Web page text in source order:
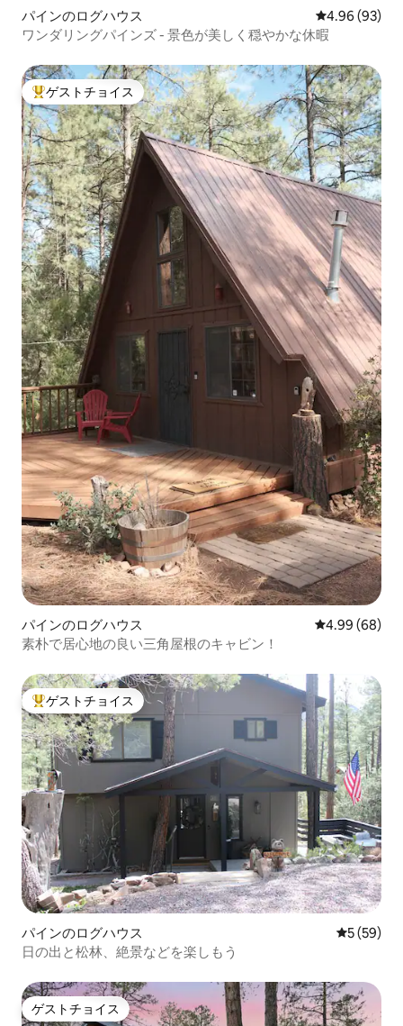
パインのログハウス レビュー93
4.96 (93)
ワンダリングパインズ - 景色が美しく穏やかな休暇
大好評のゲストチョイスです。
ゲストチョイス
パインのログハウス レビュー68件
4.99 (68)
素朴で居心地の良い三角屋根のキャビン！
大好評のゲストチョイスです。
ゲストチョイス
パインのログハウス レビュー
5 (59)
日の出と松林、絶景などを楽しもう
ゲストチョイス
ゲストチョイス